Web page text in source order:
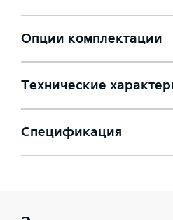
Опции комплектации
Технические
Спецификация